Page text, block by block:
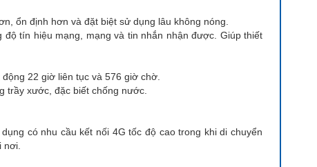
ổn định hơn và đặt biệt sử dụng lâu không nóng.
tín hiệu mạng, mạng và tin nhắn nhận được. Giúp thiết
22 giờ liên tục và 576 giờ chờ.
trầy xước, đặc biết chống nước.
có nhu cầu kết nối 4G tốc độ cao trong khi di chuyển
nơi.